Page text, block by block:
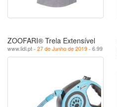
ZOOFARI® Trela Extensível
www.lidl.pt - 27 de Junho de 2019 - 6.99